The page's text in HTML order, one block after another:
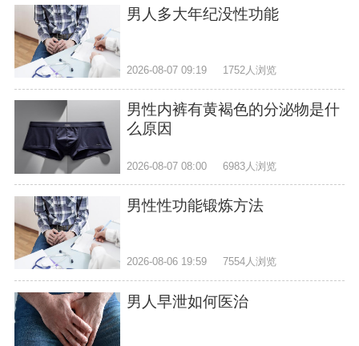
男人多大年纪没性功能
2026-08-07 09:19 1752人浏览
男性内裤有黄褐色的分泌物是什
么原因
2026-08-07 08:00 6983人浏览
男性性功能锻炼方法
2026-08-06 19:59 7554人浏览
男人早泄如何医治